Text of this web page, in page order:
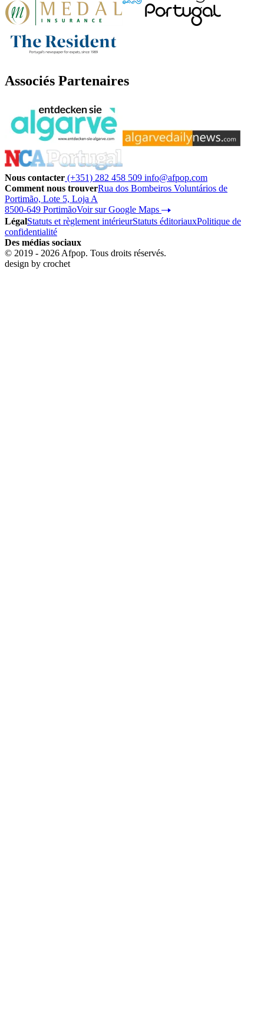
Associés Partenaires
Nous contacter (+351) 282 458 509 info@afpop.com
Comment nous trouverRua dos Bombeiros Voluntários de
Portimão, Lote 5, Loja A
8500-649 PortimãoVoir sur Google Maps
LégalStatuts et règlement intérieurStatuts éditoriauxPolitique de
confidentialité
Des médias sociaux
© 2019 - 2026 Afpop. Tous droits réservés.
design by crochet